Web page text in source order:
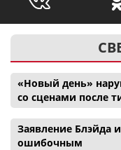
«Новый день»
со сценами после
Заявление Блэйда
ошибочным